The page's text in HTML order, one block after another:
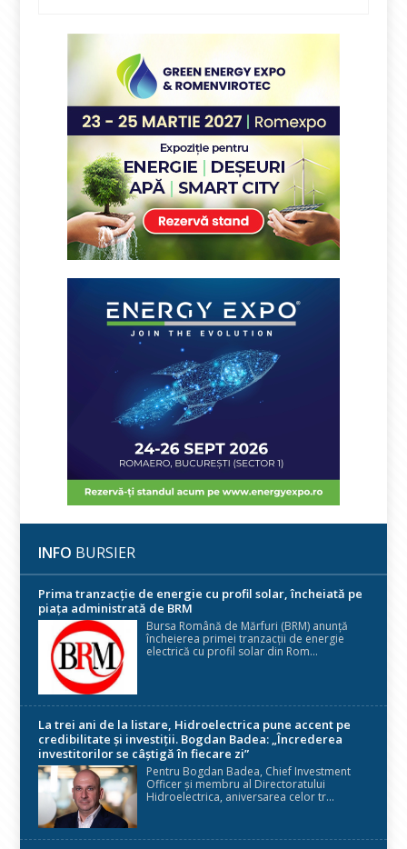
INFO BURSIER
Prima tranzacție de energie cu profil solar, încheiată pe
piața administrată de BRM
Bursa Română de Mărfuri (BRM) anunță
încheierea primei tranzacții de energie
electrică cu profil solar din Rom...
La trei ani de la listare, Hidroelectrica pune accent pe
credibilitate și investiții. Bogdan Badea: „Încrederea
investitorilor se câștigă în fiecare zi”
Pentru Bogdan Badea, Chief Investment
Officer și membru al Directoratului
Hidroelectrica, aniversarea celor tr...